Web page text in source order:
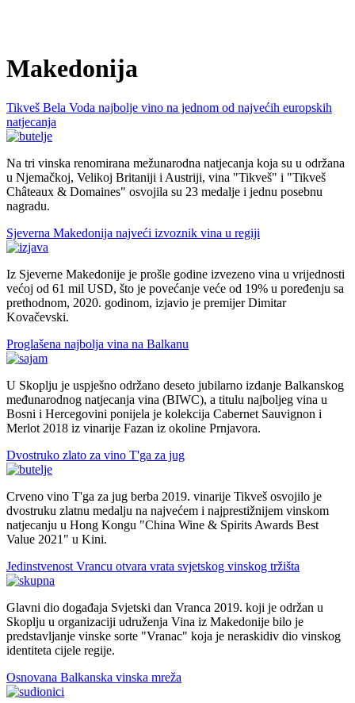
Makedonija
Tikveš Bela Voda najbolje vino na jednom od najvećih europskih
natjecanja
Na tri vinska renomirana mežunarodna natjecanja koja su u održana
u Njemačkoj, Velikoj Britaniji i Austriji, vina "Tikveš" i "Tikveš
Châteaux & Domainеs" osvojila su 23 medalje i jednu posebnu
nagradu.
Sjeverna Makedonija najveći izvoznik vina u regiji
Iz Sjeverne Makedonije je prošle godine izvezeno vina u vrijednosti
većoj od 61 mil USD, što je povećanje veće od 19% u poređenju sa
prethodnom, 2020. godinom, izjavio je premijer Dimitar
Kovačevski.
Proglašena najbolja vina na Balkanu
U Skoplju je uspješno održano deseto jubilarno izdanje Balkanskog
međunarodnog natjecanja vina (BIWC), a titulu najboljeg vina u
Bosni i Hercegovini ponijela je kolekcija Cabernet Sauvignon i
Merlot 2018 iz vinarije Fazan iz okoline Prnjavora.
Dvostruko zlato za vino T'ga za jug
Crveno vino T'ga za jug berba 2019. vinarije Tikveš osvojilo je
dvostruku zlatnu medalju na najvećem i najprestižnijem vinskom
natjecanju u Hong Kongu "China Wine & Spirits Awards Best
Value 2021" u Kini.
Jedinstvenost Vrancu otvara vrata svjetskog vinskog tržišta
Glavni dio događaja Svjetski dan Vranca 2019. koji je održan u
Skoplju u organizaciji udruženja Vina iz Makedonije bilo je
predstavljanje vinske sorte "Vranac" koja je neraskidiv dio vinskog
identiteta cijele regije.
Osnovana Balkanska vinska mreža